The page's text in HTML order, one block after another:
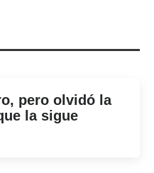
pero olvidó la
la sigue